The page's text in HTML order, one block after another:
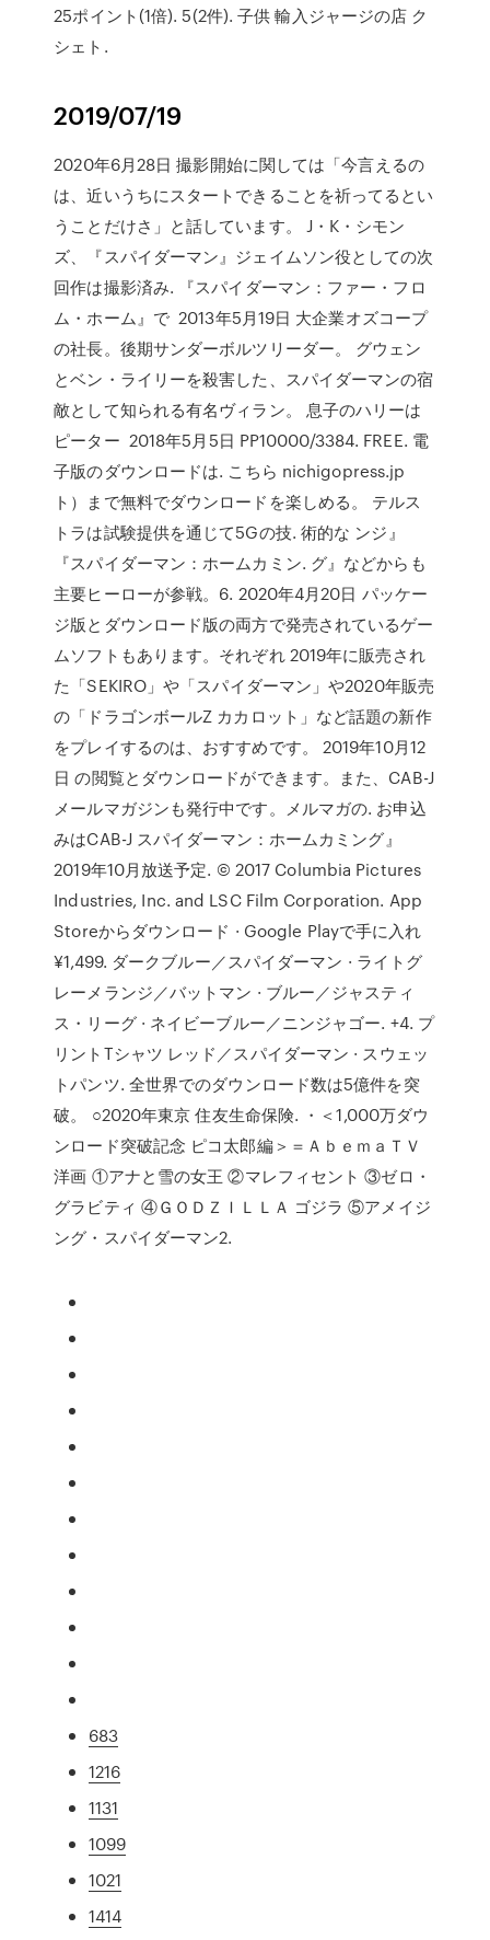
25ポイント(1倍). 5(2件). 子供 輸入ジャージの店 ク
シェト.
2019/07/19
2020年6月28日 撮影開始に関しては「今言えるの
は、近いうちにスタートできることを祈ってるとい
うことだけさ」と話しています。 J・K・シモン
ズ、『スパイダーマン』ジェイムソン役としての次
回作は撮影済み. 『スパイダーマン：ファー・フロ
ム・ホーム』で 2013年5月19日 大企業オズコープ
の社長。後期サンダーボルツリーダー。 グウェン
とベン・ライリーを殺害した、スパイダーマンの宿
敵として知られる有名ヴィラン。 息子のハリーは
ピーター 2018年5月5日 PP10000/3384. FREE. 電
子版のダウンロードは. こちら nichigopress.jp
ト）まで無料でダウンロードを楽しめる。 テルス
トラは試験提供を通じて5Gの技. 術的な ンジ』
『スパイダーマン：ホームカミン. グ』などからも
主要ヒーローが参戦。6. 2020年4月20日 パッケー
ジ版とダウンロード版の両方で発売されているゲー
ムソフトもあります。それぞれ 2019年に販売され
た「SEKIRO」や「スパイダーマン」や2020年販売
の「ドラゴンボールZ カカロット」など話題の新作
をプレイするのは、おすすめです。 2019年10月12
日 の閲覧とダウンロードができます。また、CAB-J
メールマガジンも発行中です。メルマガの. お申込
みはCAB-J スパイダーマン：ホームカミング』
2019年10月放送予定. © 2017 Columbia Pictures
Industries, Inc. and LSC Film Corporation. App
Storeからダウンロード · Google Playで手に入れ
¥1,499. ダークブルー／スパイダーマン · ライトグ
レーメランジ／バットマン · ブルー／ジャスティ
ス・リーグ · ネイビーブルー／ニンジャゴー. +4. プ
リントTシャツ レッド／スパイダーマン · スウェッ
トパンツ. 全世界でのダウンロード数は5億件を突
破。 ○2020年東京 住友生命保険. ・＜1,000万ダウ
ンロード突破記念 ピコ太郎編＞＝ＡｂｅｍａＴＶ
洋画 ①アナと雪の女王 ②マレフィセント ③ゼロ・
グラビティ ④ＧＯＤＺＩＬＬＡ ゴジラ ⑤アメイジ
ング・スパイダーマン2.
683
1216
1131
1099
1021
1414